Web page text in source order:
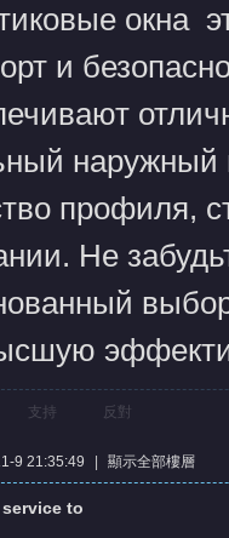
окна
и
наружный
профиля,
Не
支持 反對
9 21:35:49 顯示全部樓層
to